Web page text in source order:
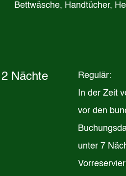
Handtücher,
Nächte
Regulär:
In der Zeit
vor den
unter 7